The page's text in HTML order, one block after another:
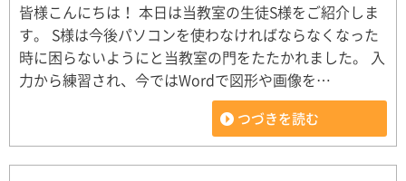
皆様こんにちは！ 本日は当教室の生徒S様をご紹介しま
す。 S様は今後パソコンを使わなければならなくなった
時に困らないようにと当教室の門をたたかれました。 入
力から練習され、今ではWordで図形や画像を…
つづきを読む